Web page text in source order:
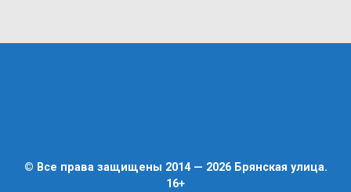
© Все права защищены 2014 — 2026 Брянская улица.
16+